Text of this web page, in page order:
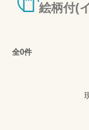
絵柄付(
全0件